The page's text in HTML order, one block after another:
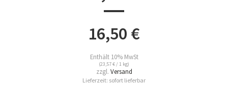
16,50 €
Enthält 10% MwSt
(23,57€/ 1 kg)
zzgl. Versand
Lieferzeit: sofort lieferbar